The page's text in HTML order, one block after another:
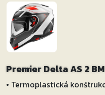
Premier Delta AS 2
• Termoplastická